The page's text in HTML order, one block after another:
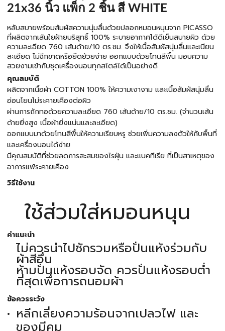
21x36 นิ้ว แพ็ก 2 ชิ้น สี WHITE
หลับสบายพร้อมสัมผัสความนุ่มลื่นด้วยปลอกหมอนหนุนจาก PICASSO
ที่ผลิตจากเส้นใยฝ้ายบริสุทธิ์ 100% ระบายอากาศได้ดีเย็นสบายผิว ด้วย
ความละเอียด 760 เส้นด้าย/10 ตร.ซม. จึงให้เนื้อสัมผัสนุ่มลื่นและเนียน
ละเอียด ไม่ฉีกขาดหรือยืดย้วยง่าย ออกแบบด้วยโทนสีพื้น มอบความ
สวยงามเข้ากับชุดเครื่องนอนทุกสไตล์ได้เป็นอย่างดี
คุณสมบัติ
ผลิตจากเนื้อผ้า COTTON 100% ให้ความเงางาม และเนื้อสัมผัสนุ่มลื่น
อ่อนโยนไม่ระคายเคืองต่อผิว
ผ่านการถักทอด้วยความละเอียด 760 เส้นด้าย/10 ตร.ซม. (จำนวนเส้น
ด้ายยิ่งสูง เนื้อผ้ายิ่งแน่นและละเอียด)
ออกแบบมาด้วยโทนสีพื้นให้ความเรียบหรู ช่วยเพิ่มความลงตัวให้กับพื้นที่
และเครื่องนอนได้ง่าย
มีคุณสมบัติที่ช่วยลดการสะสมของไรฝุ่น และแบคทีเรีย ที่เป็นสาเหตุของ
อาการแพ้ระคายเคือง
วิธีใช้งาน
ใช้ส่วมใส่หมอนหนุน
คำแนะนำ
ไม่ควรนำไปซักรวมหรือปั่นแห้งร่วมกับ
ผ้าสีอื่น
ห้ามปั่นแห้งรอบจัด ควรปั่นแห้งรอบต่ำ
ที่สุดเพื่อการถนอมผ้า
ข้อควรระวัง
หลีกเลี่ยงความร้อนจากเปลวไฟ และ
ของมีคม